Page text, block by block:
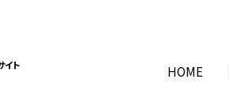
イト HOME